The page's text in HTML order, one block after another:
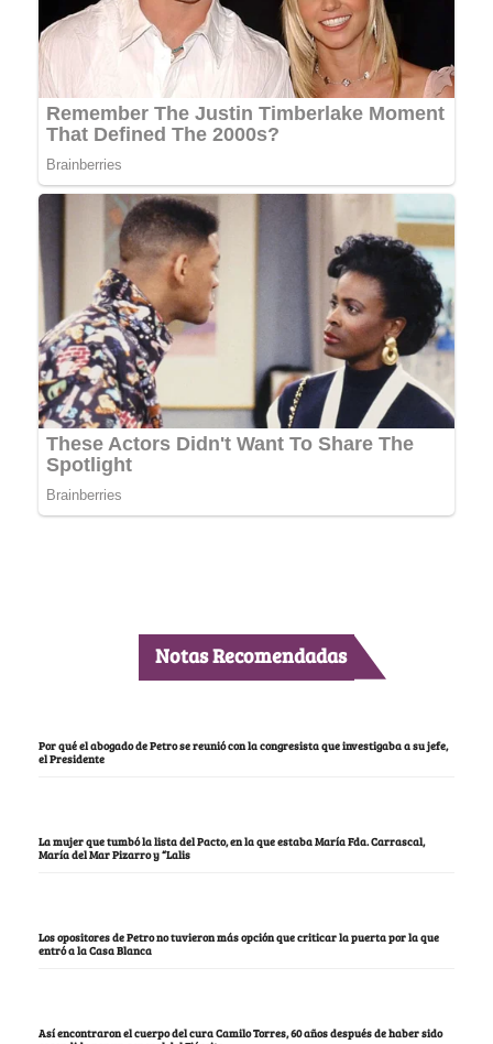
Notas Recomendadas
Por qué el abogado de Petro se reunió con la congresista que investigaba a su jefe,
el Presidente
La mujer que tumbó la lista del Pacto, en la que estaba María Fda. Carrascal,
María del Mar Pizarro y “Lalis
Los opositores de Petro no tuvieron más opción que criticar la puerta por la que
entró a la Casa Blanca
Así encontraron el cuerpo del cura Camilo Torres, 60 años después de haber sido